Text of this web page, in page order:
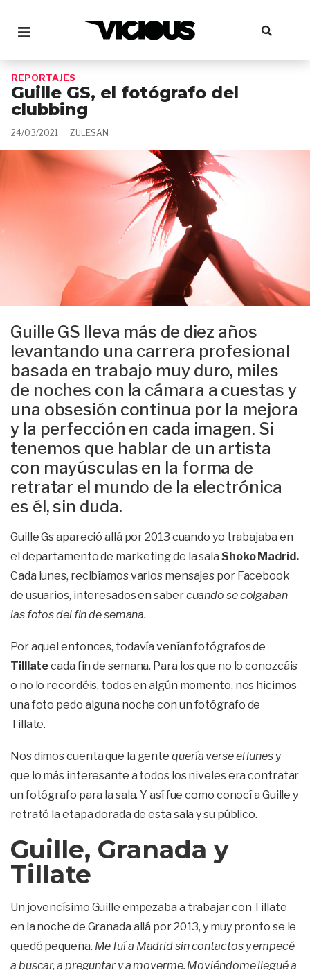
REPORTAJES
Guille GS, el fotógrafo del
clubbing
24/03/2021 ZULESAN
Guille GS lleva más de diez años
levantando una carrera profesional
basada en trabajo muy duro, miles
de noches con la cámara a cuestas y
una obsesión continua por la mejora
y la perfección en cada imagen. Si
tenemos que hablar de un artista
con mayúsculas en la forma de
retratar el mundo de la electrónica
es él, sin duda.
Guille Gs apareció allá por 2013 cuando yo trabajaba en
el departamento de marketing de la sala Shoko Madrid.
Cada lunes, recibíamos varios mensajes por Facebook
de usuarios, interesados en sabercuando se colgaban
las fotos del fin de semana.
Por aquel entonces, todavía venían fotógrafos de
Tilllatecada fin de semana. Para los que no lo conozcáis
o no lo recordéis, todos en algún momento, nos hicimos
una foto pedo alguna noche con un fotógrafo de
Tillate.
Nos dimos cuenta que la gente quería verse el lunesy
que lo más interesante a todos los niveles era contratar
un fotógrafo para la sala. Y así fue como conocí a Guille y
retrató la etapa dorada de esta sala y su público.
Guille, Granada y
Tillate
Un jovencísimo Guille empezaba a trabajar con Tillate
en la noche de Granada allá por 2013, y muy pronto se le
quedó pequeña. Me fuí a Madrid sin contactos y empecé
a buscar, a preguntar y a moverme. Moviéndome llegué a